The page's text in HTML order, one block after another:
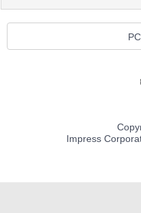
Impress